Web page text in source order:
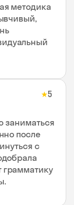
методика
★5
заниматься
после
с
грамматику